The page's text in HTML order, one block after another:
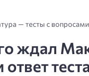
— тесты с
ждал